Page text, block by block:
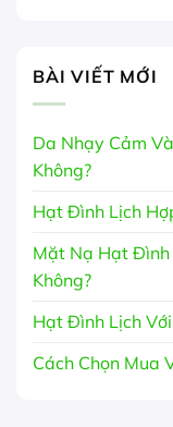
BÀI VIẾT MỚI
Da Nhạy Cảm
Không?
Hạt Đình Lịch
Mặt Nạ Hạt Đình
Không?
Hạt Đình Lịch
Cách Chọn Mua